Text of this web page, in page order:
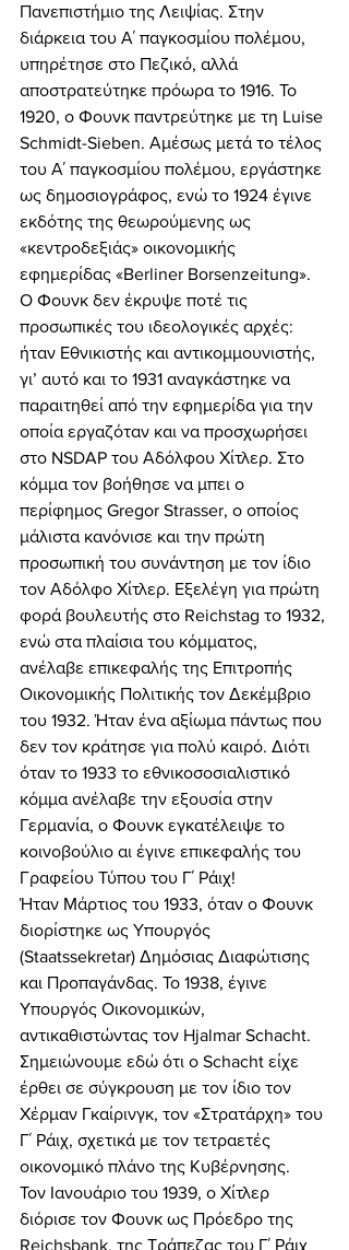
Πανεπιστήμιο της Λειψίας. Στην
διάρκεια του Α΄ παγκοσμίου πολέμου,
υπηρέτησε στο Πεζικό, αλλά
αποστρατεύτηκε πρόωρα το 1916. Το
1920, ο Φουνκ παντρεύτηκε με τη Luise
Schmidt-Sieben. Αμέσως μετά το τέλος
του Α΄ παγκοσμίου πολέμου, εργάστηκε
ως δημοσιογράφος, ενώ το 1924 έγινε
εκδότης της θεωρούμενης ως
«κεντροδεξιάς» οικονομικής
εφημερίδας «Berliner Bοrsenzeitung».
Ο Φουνκ δεν έκρυψε ποτέ τις
προσωπικές του ιδεολογικές αρχές:
ήταν Εθνικιστής και αντικομμουνιστής,
γι’ αυτό και το 1931 αναγκάστηκε να
παραιτηθεί από την εφημερίδα για την
οποία εργαζόταν και να προσχωρήσει
στο NSDAP του Αδόλφου Χίτλερ. Στο
κόμμα τον βοήθησε να μπει ο
περίφημος Gregor Strasser, ο οποίος
μάλιστα κανόνισε και την πρώτη
προσωπική του συνάντηση με τον ίδιο
τον Αδόλφο Χίτλερ. Εξελέγη για πρώτη
φορά βουλευτής στο Reichstag το 1932,
ενώ στα πλαίσια του κόμματος,
ανέλαβε επικεφαλής της Επιτροπής
Οικονομικής Πολιτικής τον Δεκέμβριο
του 1932. Ήταν ένα αξίωμα πάντως που
δεν τον κράτησε για πολύ καιρό. Διότι
όταν το 1933 το εθνικοσοσιαλιστικό
κόμμα ανέλαβε την εξουσία στην
Γερμανία, ο Φουνκ εγκατέλειψε το
κοινοβούλιο αι έγινε επικεφαλής του
Γραφείου Τύπου του Γ΄ Ράιχ!
Ήταν Μάρτιος του 1933, όταν ο Φουνκ
διορίστηκε ως Υπουργός
(Staatssekretar) Δημόσιας Διαφώτισης
και Προπαγάνδας. Το 1938, έγινε
Υπουργός Οικονομικών,
αντικαθιστώντας τον Hjalmar Schacht.
Σημειώνουμε εδώ ότι ο Schacht είχε
έρθει σε σύγκρουση με τον ίδιο τον
Χέρμαν Γκαίρινγκ, τον «Στρατάρχη» του
Γ΄ Ράιχ, σχετικά με τον τετραετές
οικονομικό πλάνο της Κυβέρνησης.
Τον Ιανουάριο του 1939, ο Χίτλερ
διόρισε τον Φουνκ ως Πρόεδρο της
Reichsbank, της Τράπεζας του Γ΄ Ράιχ